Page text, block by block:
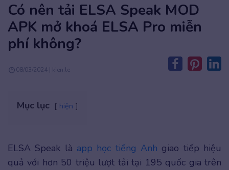
Có nên tải ELSA Speak MOD
APK mở khoá ELSA Pro miễn
phí không?
08/03/2024 | kien.le
Mục lục hiện
ELSA Speak là app học tiếng Anh giao tiếp hiệu
quả với hơn 50 triệu lượt tải tại 195 quốc gia trên